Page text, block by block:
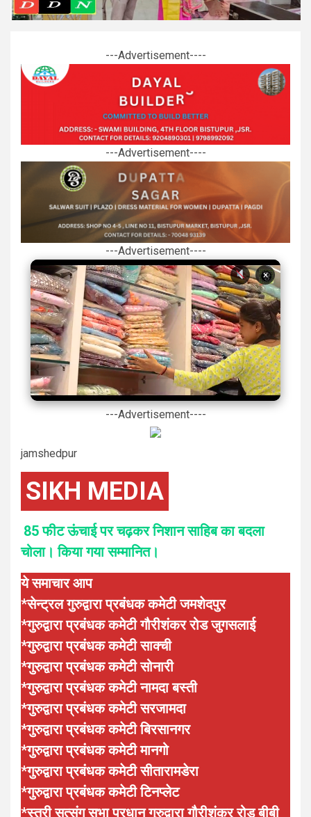
---Advertisement----
---Advertisement----
---Advertisement----
×
---Advertisement----
jamshedpur
SIKH MEDIA
85 फीट ऊंचाई पर चढ़कर निशान साहिब का बदला
चोला। किया गया सम्मानित।
ये समाचार आप
*सेन्ट्रल गुरुद्वारा प्रबंधक कमेटी जमशेदपुर
*गुरुद्वारा प्रबंधक कमेटी गौरीशंकर रोड जुगसलाई
*गुरुद्वारा प्रबंधक कमेटी साक्ची
*गुरुद्वारा प्रबंधक कमेटी सोनारी
*गुरुद्वारा प्रबंधक कमेटी नामदा बस्ती
*गुरुद्वारा प्रबंधक कमेटी सरजामदा
*गुरुद्वारा प्रबंधक कमेटी बिरसानगर
*गुरुद्वारा प्रबंधक कमेटी मानगो
*गुरुद्वारा प्रबंधक कमेटी सीतारामडेरा
*गुरुद्वारा प्रबंधक कमेटी टिनप्लेट
*स्त्री सत्संग सभा प्रधान गुरुद्वारा गौरीशंकर रोड बीबी